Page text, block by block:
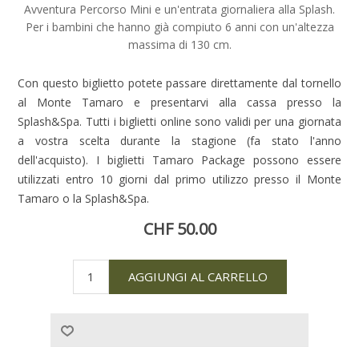
Avventura Percorso Mini e un'entrata giornaliera alla Splash.
Per i bambini che hanno già compiuto 6 anni con un'altezza
massima di 130 cm.
Con questo biglietto potete passare direttamente dal tornello
al Monte Tamaro e presentarvi alla cassa presso la
Splash&Spa. Tutti i biglietti online sono validi per una giornata
a vostra scelta durante la stagione (fa stato l'anno
dell'acquisto). I biglietti Tamaro Package possono essere
utilizzati entro 10 giorni dal primo utilizzo presso il Monte
Tamaro o la Splash&Spa.
CHF 50.00